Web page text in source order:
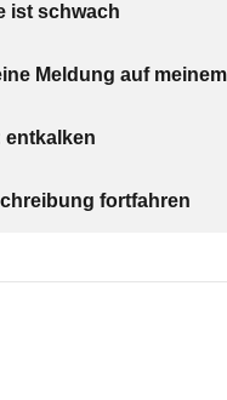
ist schwach
Meldung auf
entkalken
fortfahren